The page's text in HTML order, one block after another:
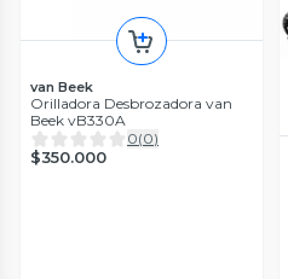
van Beek
Orilladora Desbrozadora van
Beek vB330A
0(0)
$350.000